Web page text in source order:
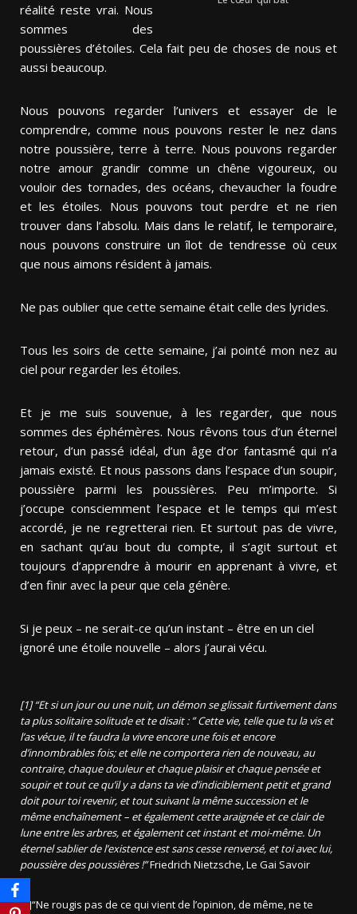
réalité reste vrai. Nous
sommes des
poussières d’étoiles. Cela fait peu de choses de nous et
aussi beaucoup.
Nous pouvons regarder l’univers et essayer de le
comprendre, comme nous pouvons rester le nez dans
notre poussière, terre à terre. Nous pouvons regarder
notre amour grandir comme un chêne vigoureux, ou
vouloir des tornades, des océans, chevaucher la foudre
et les étoiles. Nous pouvons tout perdre et ne rien
trouver dans l’absolu. Mais dans le relatif, le temporaire,
nous pouvons construire un îlot de tendresse où ceux
que nous aimons résident à jamais.
Ne pas oublier que cette semaine était celle des lyrides.
Tous les soirs de cette semaine, j’ai pointé mon nez au
ciel pour regarder les étoiles.
Et je me suis souvenue, à les regarder, que nous
sommes des éphémères. Nous rêvons tous d’un éternel
retour, d’un passé idéal, d’un âge d’or fantasmé qui n’a
jamais existé. Et nous passons dans l’espace d’un soupir,
poussière parmi les poussières. Peu m’importe. Si
j’occupe consciemment l’espace et le temps qui m’est
accordé, je ne regretterai rien. Et surtout pas de vivre,
en sachant qu’au bout du compte, il s’agit surtout et
toujours d’apprendre à mourir en apprenant à vivre, et
d’en finir avec la peur que cela génère.
Si je peux – ne serait-ce qu’un instant – être en un ciel
ignoré une étoile nouvelle – alors j’aurai vécu.
[1] “Et si un jour ou une nuit, un démon se glissait furtivement dans
ta plus solitaire solitude et te disait : ” Cette vie, telle que tu la vis et
l’as vécue, il te faudra la vivre encore une fois et encore
d’innombrables fois; et elle ne comportera rien de nouveau, au
contraire, chaque douleur et chaque plaisir et chaque pensée et
soupir et tout ce qu’il y a dans ta vie d’indiciblement petit et grand
doit pour toi revenir, et tout suivant la même succession et le
même enchaînement – et également cette araignée et ce clair de
lune entre les arbres, et également cet instant et moi-même. Un
éternel sablier de l’existence est sans cesse renversé, et toi avec lui,
poussière des poussières !”Friedrich Nietzsche, Le Gai Savoir
[2]“Ne rougis pas de ce qui vient de l’opinion, de même, ne te